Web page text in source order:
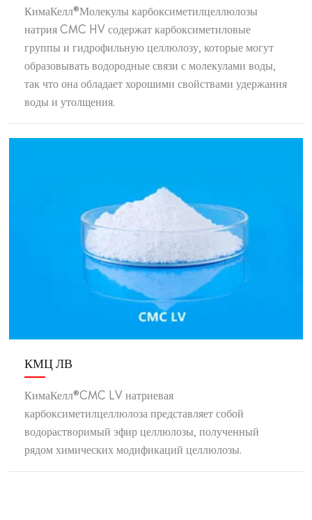
КимаКелл®Молекулы карбоксиметилцеллюлозы
натрия CMC HV содержат карбоксиметиловые
группы и гидрофильную целлюлозу, которые могут
образовывать водородные связи с молекулами воды,
так что она обладает хорошими свойствами удержания
воды и утолщения.
КМЦ ЛВ
КимаКелл®CMC LV натриевая
карбоксиметилцеллюлоза представляет собой
водорастворимый эфир целлюлозы, полученный
рядом химических модификаций целлюлозы.